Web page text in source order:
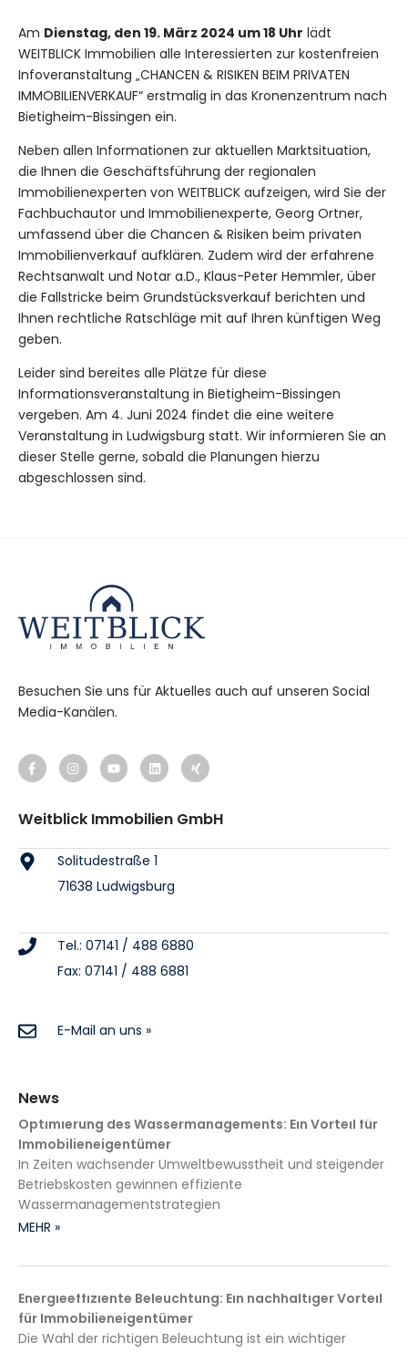
Am Dienstag, den 19. März 2024 um 18 Uhr lädt
WEITBLICK Immobilien alle Interessierten zur kostenfreien
Infoveranstaltung „CHANCEN & RISIKEN BEIM PRIVATEN
IMMOBILIENVERKAUF“ erstmalig in das Kronenzentrum nach
Bietigheim-Bissingen ein.
Neben allen Informationen zur aktuellen Marktsituation,
die Ihnen die Geschäftsführung der regionalen
Immobilienexperten von WEITBLICK aufzeigen, wird Sie der
Fachbuchautor und Immobilienexperte, Georg Ortner,
umfassend über die Chancen & Risiken beim privaten
Immobilienverkauf aufklären. Zudem wird der erfahrene
Rechtsanwalt und Notar a.D., Klaus-Peter Hemmler, über
die Fallstricke beim Grundstücksverkauf berichten und
Ihnen rechtliche Ratschläge mit auf Ihren künftigen Weg
geben.
Leider sind bereites alle Plätze für diese
Informationsveranstaltung in Bietigheim-Bissingen
vergeben. Am 4. Juni 2024 findet die eine weitere
Veranstaltung in Ludwigsburg statt. Wir informieren Sie an
dieser Stelle gerne, sobald die Planungen hierzu
abgeschlossen sind.
Besuchen Sie uns für Aktuelles auch auf unseren Social
Media-Kanälen.
Weitblick Immobilien GmbH
Solitudestraße 1
71638 Ludwigsburg
Tel.: 07141 / 488 6880
Fax: 07141 / 488 6881
E-Mail an uns »
News
Optimierung des Wassermanagements: Ein Vorteil für
Immobilieneigentümer
In Zeiten wachsender Umweltbewusstheit und steigender
Betriebskosten gewinnen effiziente
Wassermanagementstrategien
MEHR »
Energieeffiziente Beleuchtung: Ein nachhaltiger Vorteil
für Immobilieneigentümer
Die Wahl der richtigen Beleuchtung ist ein wichtiger